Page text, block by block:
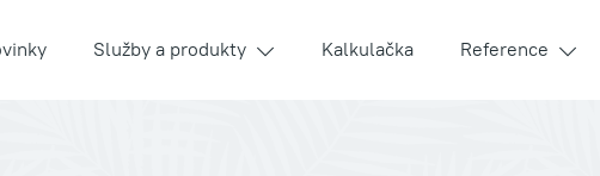
Služby a produkty Kalkulačka Reference